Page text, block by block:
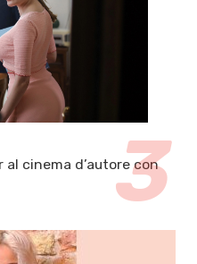
al cinema d’autore con